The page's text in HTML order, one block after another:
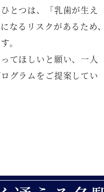
とつは、「乳歯が生え
なるリスクがあるため、
。
てほしいと願い、一人
グラムをご提案してい